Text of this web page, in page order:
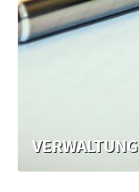
VERWALTUNG